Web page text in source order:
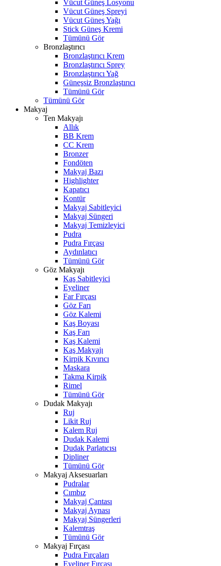
Vücut Güneş Losyonu
Vücut Güneş Spreyi
Vücut Güneş Yağı
Stick Güneş Kremi
Tümünü Gör
Bronzlaştırıcı
Bronzlaştırıcı Krem
Bronzlaştırıcı Sprey
Bronzlaştırıcı Yağ
Güneşsiz Bronzlaştırıcı
Tümünü Gör
Tümünü Gör
Makyaj
Ten Makyajı
Allık
BB Krem
CC Krem
Bronzer
Fondöten
Makyaj Bazı
Highlighter
Kapatıcı
Kontür
Makyaj Sabitleyici
Makyaj Süngeri
Makyaj Temizleyici
Pudra
Pudra Fırçası
Aydınlatıcı
Tümünü Gör
Göz Makyajı
Kaş Sabitleyici
Eyeliner
Far Fırçası
Göz Farı
Göz Kalemi
Kaş Boyası
Kaş Farı
Kaş Kalemi
Kaş Makyajı
Kirpik Kıvırıcı
Maskara
Takma Kirpik
Rimel
Tümünü Gör
Dudak Makyajı
Ruj
Likit Ruj
Kalem Ruj
Dudak Kalemi
Dudak Parlatıcısı
Dipliner
Tümünü Gör
Makyaj Aksesuarları
Pudralar
Cımbız
Makyaj Çantası
Makyaj Aynası
Makyaj Süngerleri
Kalemtraş
Tümünü Gör
Makyaj Fırçası
Pudra Fırçaları
Eyeliner Fırçası